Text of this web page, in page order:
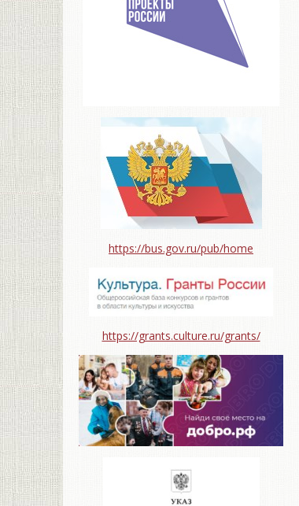
https://bus.gov.ru/pub/home
https://grants.culture.ru/grants/